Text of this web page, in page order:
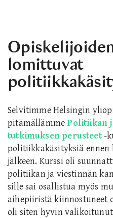
lomittuvat
Selvitimme Helsingin
pitämällämmePolitiikan
tutkimuksen perusteet-
politiikkakäsityksiä ennen
jälkeen. Kurssi oli
politiikan ja viestinnän
sille sai osallistua myös
aihepiiristä kiinnostuneet
oli siten hyvin